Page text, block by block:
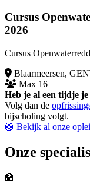
Cursus
2026
Cursus
Blaarmeersen,
Max 16
Evenement kaart voor
Heb je al een tijdje
Volg dan de
bijscholing volgt.
🛟 Bekijk al onze
Onze
🏫